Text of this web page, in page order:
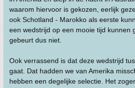
waarom hiervoor is gekozen, eerlijk
ook Schotland - Marokko als eerste
een wedstrijd op een mooie tijd kunnen
gebeurt dus niet.
Ook verrassend is dat deze wedstrijd
gaat. Dat hadden we van Amerika
hebben een degelijke selectie. Het